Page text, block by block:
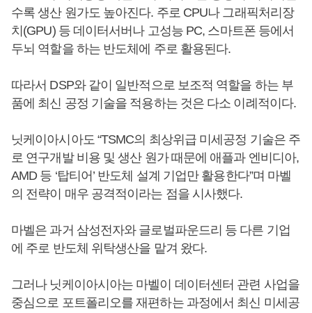
수록 생산 원가도 높아진다. 주로 CPU나 그래픽처리장
치(GPU) 등 데이터서버나 고성능 PC, 스마트폰 등에서
두뇌 역할을 하는 반도체에 주로 활용된다.
따라서 DSP와 같이 일반적으로 보조적 역할을 하는 부
품에 최신 공정 기술을 적용하는 것은 다소 이례적이다.
닛케이아시아도 “TSMC의 최상위급 미세공정 기술은 주
로 연구개발 비용 및 생산 원가 때문에 애플과 엔비디아,
AMD 등 ‘탑티어’ 반도체 설계 기업만 활용한다”며 마벨
의 전략이 매우 공격적이라는 점을 시사했다.
마벨은 과거 삼성전자와 글로벌파운드리 등 다른 기업
에 주로 반도체 위탁생산을 맡겨 왔다.
그러나 닛케이아시아는 마벨이 데이터센터 관련 사업을
중심으로 포트폴리오를 재편하는 과정에서 최신 미세공